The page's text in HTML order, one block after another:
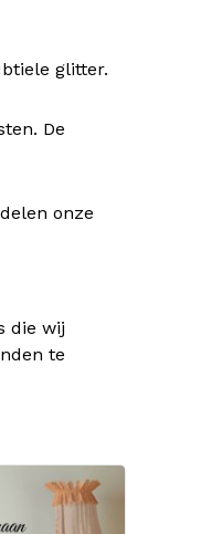
glitter.
De
onze
die wij
te